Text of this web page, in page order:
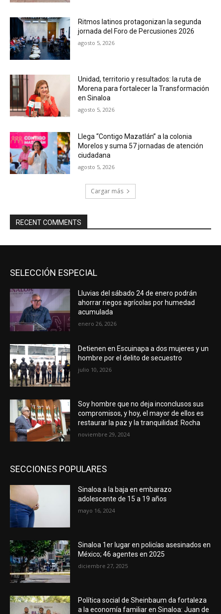
Ritmos latinos protagonizan la segunda
jornada del Foro de Percusiones 2026
agosto 5, 2026
Unidad, territorio y resultados: la ruta de
Morena para fortalecer la Transformación
en Sinaloa
agosto 5, 2026
Llega “Contigo Mazatlán” a la colonia
Morelos y suma 57 jornadas de atención
ciudadana
agosto 5, 2026
Cargar más
RECENT COMMENTS
SELECCIÓN ESPECIAL
Lluvias del sábado 24 de enero podrán
ahorrar riegos agrícolas por humedad
acumulada
enero 26, 2026
Detienen en Escuinapa a dos mujeres y un
hombre por el delito de secuestro
julio 10, 2026
Soy hombre que no deja inconclusos sus
compromisos, y hoy, el mayor de ellos es
restaurar la paz y la tranquilidad: Rocha
noviembre 29, 2024
SECCIONES POPULARES
Sinaloa a la baja en embarazo
adolescente de 15 a 19 años
mayo 16, 2024
Sinaloa 1er lugar en policías asesinados en
México; 46 agentes en 2025
diciembre 27, 2025
Política social de Sheinbaum da fortaleza
a la economía familiar en Sinaloa: Juan de